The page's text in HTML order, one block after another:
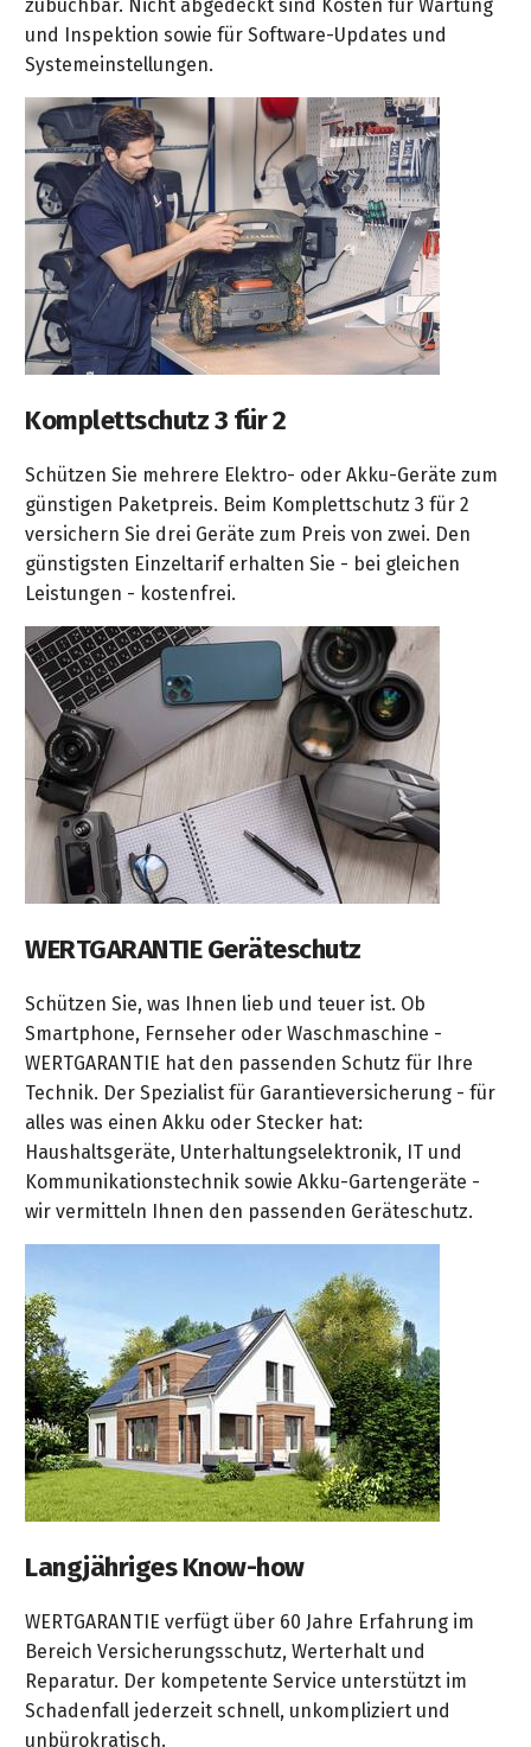
zubuchbar. Nicht abgedeckt sind Kosten für Wartung
und Inspektion sowie für Software-Updates und
Systemeinstellungen.
Komplettschutz 3 für 2
Schützen Sie mehrere Elektro- oder Akku-Geräte zum
günstigen Paketpreis. Beim Komplettschutz 3 für 2
versichern Sie drei Geräte zum Preis von zwei. Den
günstigsten Einzeltarif erhalten Sie - bei gleichen
Leistungen - kostenfrei.
WERTGARANTIE Geräteschutz
Schützen Sie, was Ihnen lieb und teuer ist. Ob
Smartphone, Fernseher oder Waschmaschine -
WERTGARANTIE hat den passenden Schutz für Ihre
Technik. Der Spezialist für Garantieversicherung - für
alles was einen Akku oder Stecker hat:
Haushaltsgeräte, Unterhaltungselektronik, IT und
Kommunikationstechnik sowie Akku-Gartengeräte -
wir vermitteln Ihnen den passenden Geräteschutz.
Langjähriges Know-how
WERTGARANTIE verfügt über 60 Jahre Erfahrung im
Bereich Versicherungsschutz, Werterhalt und
Reparatur. Der kompetente Service unterstützt im
Schadenfall jederzeit schnell, unkompliziert und
unbürokratisch.